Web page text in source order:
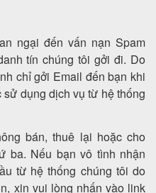
ngại đến vấn nạn Spam
tín chúng tôi gởi đi. Do
chỉ gởi Email đến bạn khi
dụng dịch vụ từ hệ thống
bán, thuê lại hoặc cho
ba. Nếu bạn vô tình nhận
từ hệ thống chúng tôi do
xin vui lòng nhấn vào link